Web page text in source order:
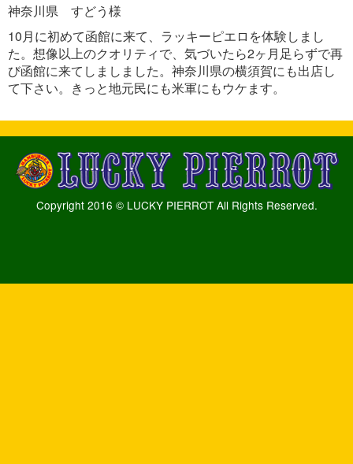
神奈川県 すどう様
10月に初めて函館に来て、ラッキーピエロを体験しまし
た。想像以上のクオリティで、気づいたら2ヶ月足らずで再
び函館に来てしましました。神奈川県の横須賀にも出店し
て下さい。きっと地元民にも米軍にもウケます。
Copyright 2016 © LUCKY PIERROT All Rights Reserved.